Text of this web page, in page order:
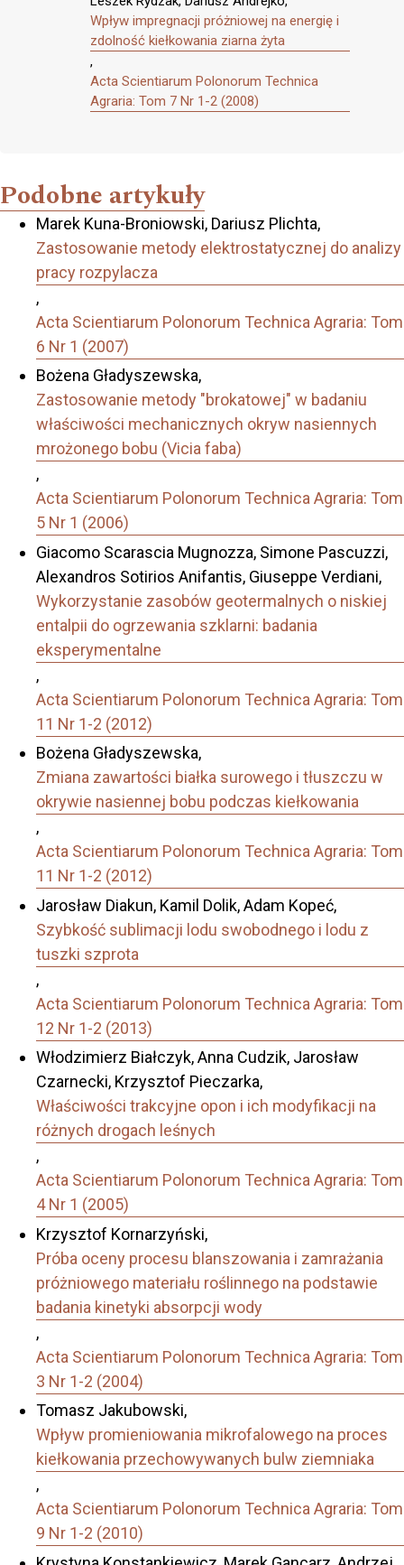
Wpływ impregnacji próżniowej na energię i
zdolność kiełkowania ziarna żyta
,
Acta Scientiarum Polonorum Technica
Agraria: Tom 7 Nr 1-2 (2008)
Podobne artykuły
Marek Kuna-Broniowski, Dariusz Plichta,
Zastosowanie metody elektrostatycznej do analizy
pracy rozpylacza
,
Acta Scientiarum Polonorum Technica Agraria: Tom
6 Nr 1 (2007)
Bożena Gładyszewska,
Zastosowanie metody "brokatowej" w badaniu
właściwości mechanicznych okryw nasiennych
mrożonego bobu (Vicia faba)
,
Acta Scientiarum Polonorum Technica Agraria: Tom
5 Nr 1 (2006)
Giacomo Scarascia Mugnozza, Simone Pascuzzi,
Alexandros Sotirios Anifantis, Giuseppe Verdiani,
Wykorzystanie zasobów geotermalnych o niskiej
entalpii do ogrzewania szklarni: badania
eksperymentalne
,
Acta Scientiarum Polonorum Technica Agraria: Tom
11 Nr 1-2 (2012)
Bożena Gładyszewska,
Zmiana zawartości białka surowego i tłuszczu w
okrywie nasiennej bobu podczas kiełkowania
,
Acta Scientiarum Polonorum Technica Agraria: Tom
11 Nr 1-2 (2012)
Jarosław Diakun, Kamil Dolik, Adam Kopeć,
Szybkość sublimacji lodu swobodnego i lodu z
tuszki szprota
,
Acta Scientiarum Polonorum Technica Agraria: Tom
12 Nr 1-2 (2013)
Włodzimierz Białczyk, Anna Cudzik, Jarosław
Czarnecki, Krzysztof Pieczarka,
Właściwości trakcyjne opon i ich modyfikacji na
różnych drogach leśnych
,
Acta Scientiarum Polonorum Technica Agraria: Tom
4 Nr 1 (2005)
Krzysztof Kornarzyński,
Próba oceny procesu blanszowania i zamrażania
próżniowego materiału roślinnego na podstawie
badania kinetyki absorpcji wody
,
Acta Scientiarum Polonorum Technica Agraria: Tom
3 Nr 1-2 (2004)
Tomasz Jakubowski,
Wpływ promieniowania mikrofalowego na proces
kiełkowania przechowywanych bulw ziemniaka
,
Acta Scientiarum Polonorum Technica Agraria: Tom
9 Nr 1-2 (2010)